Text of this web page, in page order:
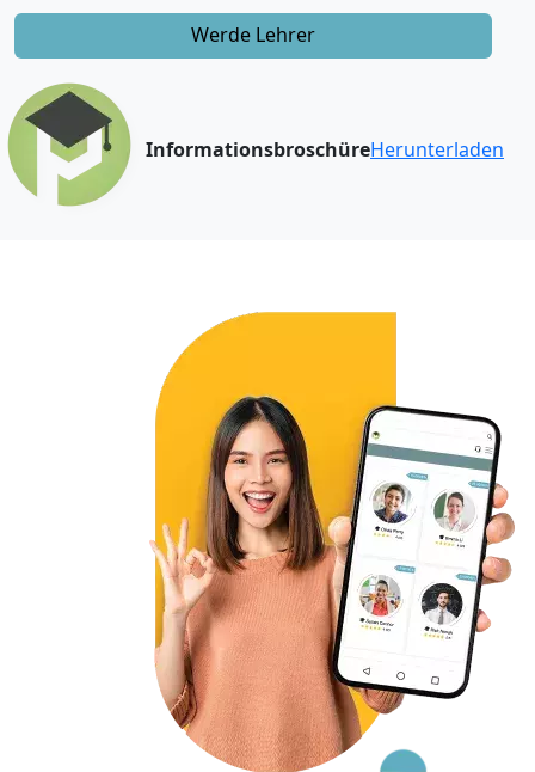
Werde Lehrer
InformationsbroschüreHerunterladen